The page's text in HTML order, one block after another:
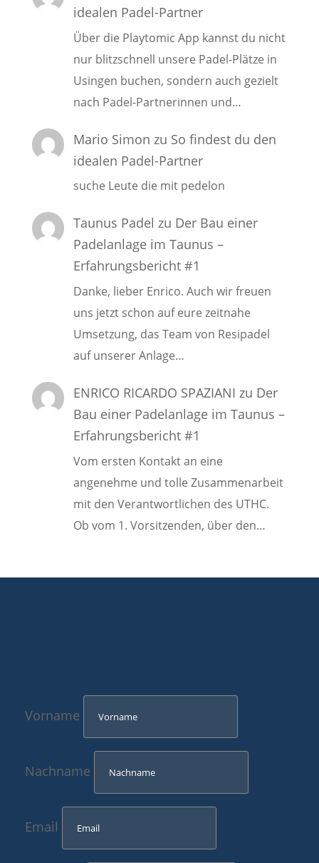
idealen Padel-Partner
Über die Playtomic App kannst du nicht
nur blitzschnell unsere Padel-Plätze in
Usingen buchen, sondern auch gezielt
nach Padel-Partnerinnen und…
Mario Simon zu So findest du den
idealen Padel-Partner
suche Leute die mit pedelon
Taunus Padel zu Der Bau einer
Padelanlage im Taunus –
Erfahrungsbericht #1
Danke, lieber Enrico. Auch wir freuen
uns jetzt schon auf eure zeitnahe
Umsetzung, das Team von Resipadel
auf unserer Anlage…
ENRICO RICARDO SPAZIANI zu Der
Bau einer Padelanlage im Taunus –
Erfahrungsbericht #1
Vom ersten Kontakt an eine
angenehme und tolle Zusammenarbeit
mit den Verantwortlichen des UTHC.
Ob vom 1. Vorsitzenden, über den…
Vorname
Nachname
Email